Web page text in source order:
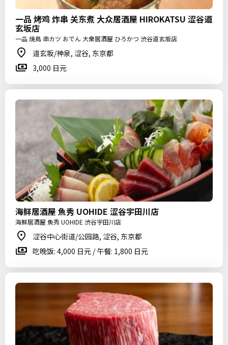
一品 烤鸡 炸串 关东煮 大众居酒屋 HIROKATSU 涩谷道
玄坂店
一品 焼鳥 串カツ おでん 大衆居酒屋 ひろかつ 渋谷道玄坂店
道玄坂/神泉, 涩谷, 东京都
3,000 日元
海鲜居酒屋 魚秀 UOHIDE 涩谷宇田川店
海鮮居酒屋 魚秀 UOHIDE 渋谷宇田川店
涩谷中心街道/公园路, 涩谷, 东京都
吃晚饭: 4,000 日元 / 午餐: 1,800 日元